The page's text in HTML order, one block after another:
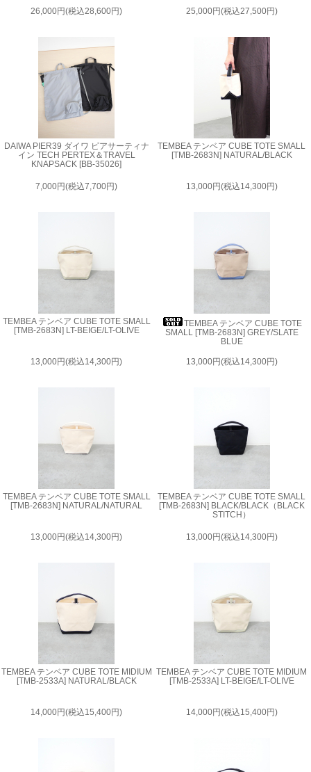
26,000円(税込28,600円) 25,000円(税込27,500円)
DAIWA PIER39 ダイワ ピアサーティナ
イン TECH PERTEX＆TRAVEL
KNAPSACK [BB-35026]
7,000円(税込7,700円)
TEMBEA テンベア CUBE TOTE SMALL
[TMB-2683N] NATURAL/BLACK
13,000円(税込14,300円)
TEMBEA テンベア CUBE TOTE SMALL
[TMB-2683N] LT-BEIGE/LT-OLIVE
13,000円(税込14,300円)
TEMBEA テンベア CUBE TOTE
SMALL [TMB-2683N] GREY/SLATE
BLUE
13,000円(税込14,300円)
TEMBEA テンベア CUBE TOTE SMALL
[TMB-2683N] NATURAL/NATURAL
13,000円(税込14,300円)
TEMBEA テンベア CUBE TOTE SMALL
[TMB-2683N] BLACK/BLACK（BLACK
STITCH）
13,000円(税込14,300円)
TEMBEA テンベア CUBE TOTE MIDIUM
[TMB-2533A] NATURAL/BLACK
14,000円(税込15,400円)
TEMBEA テンベア CUBE TOTE MIDIUM
[TMB-2533A] LT-BEIGE/LT-OLIVE
14,000円(税込15,400円)